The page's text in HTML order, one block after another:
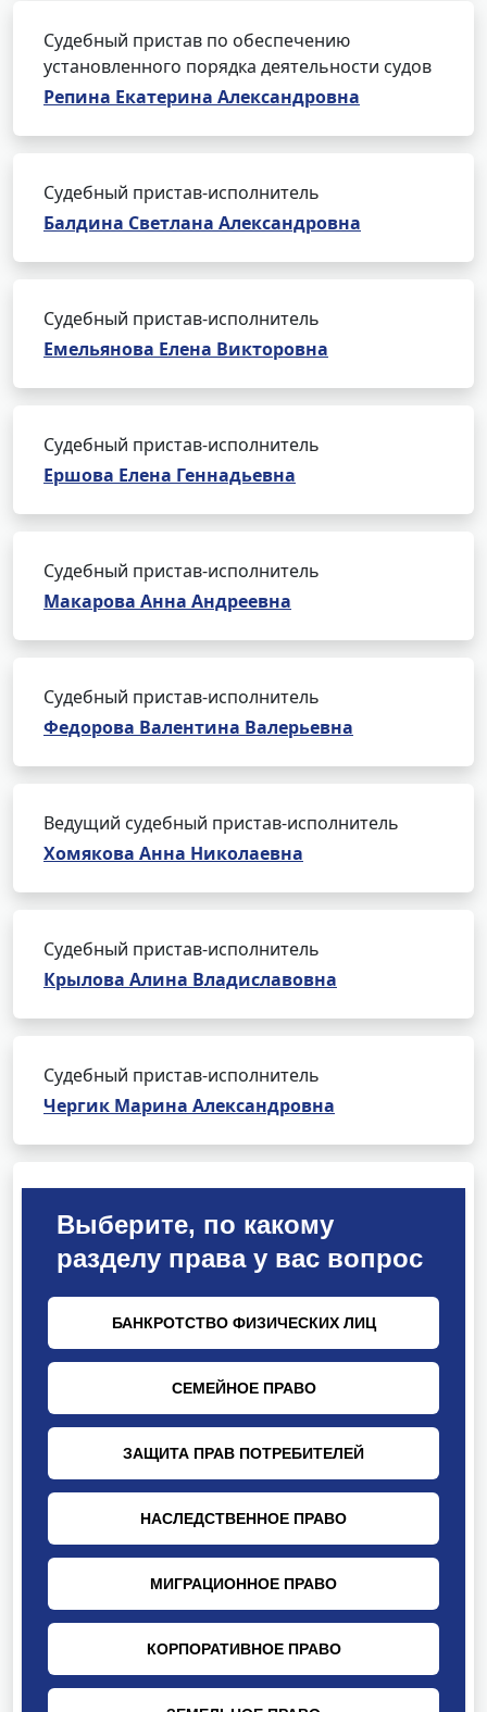
Судебный пристав по обеспечению
установленного порядка деятельности судов
Репина Екатерина Александровна
Судебный пристав-исполнитель
Балдина Светлана Александровна
Судебный пристав-исполнитель
Емельянова Елена Викторовна
Судебный пристав-исполнитель
Ершова Елена Геннадьевна
Судебный пристав-исполнитель
Макарова Анна Андреевна
Судебный пристав-исполнитель
Федорова Валентина Валерьевна
Ведущий судебный пристав-исполнитель
Хомякова Анна Николаевна
Судебный пристав-исполнитель
Крылова Алина Владиславовна
Судебный пристав-исполнитель
Чергик Марина Александровна